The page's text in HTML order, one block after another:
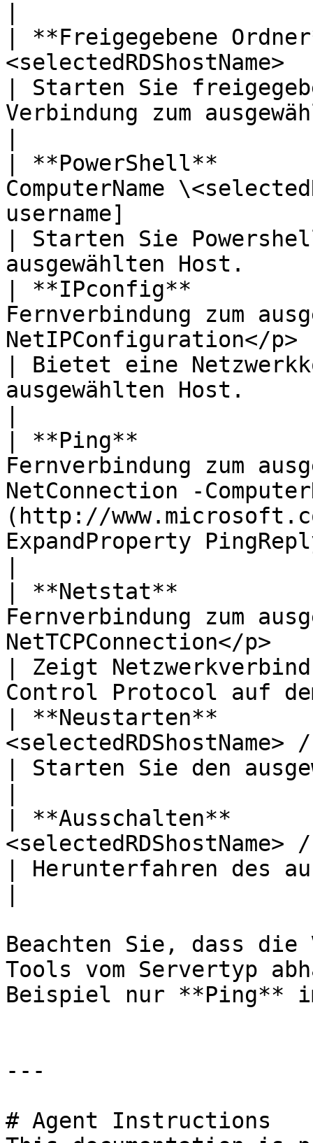
| **Freigegebene
<selectedRDShostName>
| Starten Sie
Verbindung zum
| **PowerShell**
ComputerName
username]
| Starten Sie
ausgewählten
| **IPconfig**
Fernverbindung zum
NetIPConfiguration</p>
| Bietet eine
ausgewählten Host.
| **Ping**
Fernverbindung zum
NetConnection -
(http://
ExpandProperty
| **Netstat**
Fernverbindung zum
NetTCPConnection</p>
| Zeigt
Control Protocol auf
| **Neustarten**
| Starten Sie den
| **Ausschalten**
| Herunterfahren des
Beachten Sie, dass
Tools vom Servertyp
Beispiel nur **Ping**
---
# Agent Instructions